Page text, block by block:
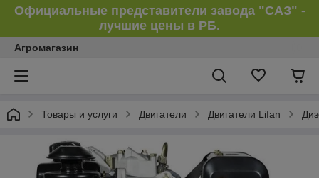
Официальные представители завода "САЗ" -
лучшие цены в РБ.
Агромагазин
Товары и услуги Двигатели Двигатели Lifan